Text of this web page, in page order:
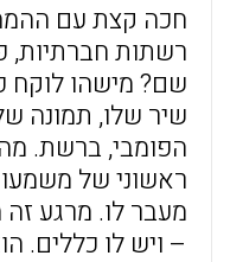
חכה קצת עם
רשתות חברתיות,
שם? מישהו לוקח
שיר שלו, תמונה
הפומבי, ברשת.
ראשוני של
מעבר לו. מרגע
– ויש לו כללים.